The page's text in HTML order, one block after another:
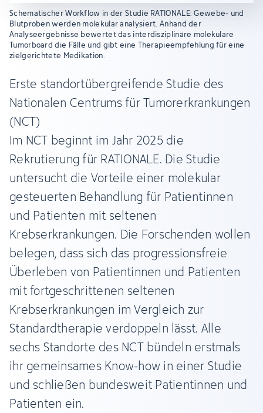
Schematischer Workflow in der Studie RATIONALE: Gewebe- und
Blutproben werden molekular analysiert. Anhand der
Analyseergebnisse bewertet das interdisziplinäre molekulare
Tumorboard die Fälle und gibt eine Therapieempfehlung für eine
zielgerichtete Medikation.
Erste standortübergreifende Studie des
Nationalen Centrums für Tumorerkrankungen
(NCT)
Im NCT beginnt im Jahr 2025 die
Rekrutierung für RATIONALE. Die Studie
untersucht die Vorteile einer molekular
gesteuerten Behandlung für Patientinnen
und Patienten mit seltenen
Krebserkrankungen. Die Forschenden wollen
belegen, dass sich das progressionsfreie
Überleben von Patientinnen und Patienten
mit fortgeschrittenen seltenen
Krebserkrankungen im Vergleich zur
Standardtherapie verdoppeln lässt. Alle
sechs Standorte des NCT bündeln erstmals
ihr gemeinsames Know-how in einer Studie
und schließen bundesweit Patientinnen und
Patienten ein.